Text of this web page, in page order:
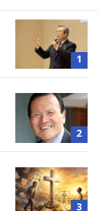
1
2
3